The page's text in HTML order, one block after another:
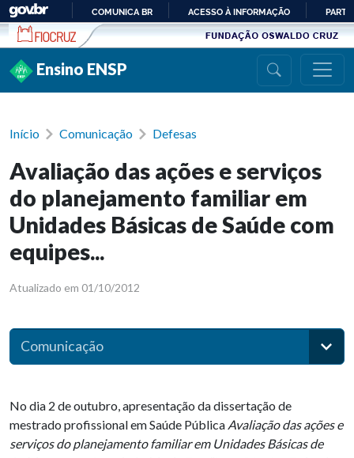
Ir para conteúdo
PARA
COMUNICA BR ACESSO À INFORMAÇÃO
Ensino ENSP
Início Comunicação Defesas
Avaliação das ações e serviços
do planejamento familiar em
Unidades Básicas de Saúde com
equipes...
Atualizado em 01/10/2012
Comunicação
No dia 2 de outubro, apresentação da dissertação de
mestrado profissional em Saúde Pública Avaliação das ações e
serviços do planejamento familiar em Unidades Básicas de